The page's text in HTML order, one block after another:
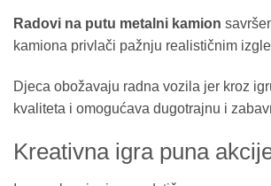
Radovi na putu metalni kamion
kamiona privlači pažnju realističnim
Djeca obožavaju radna vozila jer kroz
kvaliteta i omogućava dugotrajnu i
Kreativna igra puna